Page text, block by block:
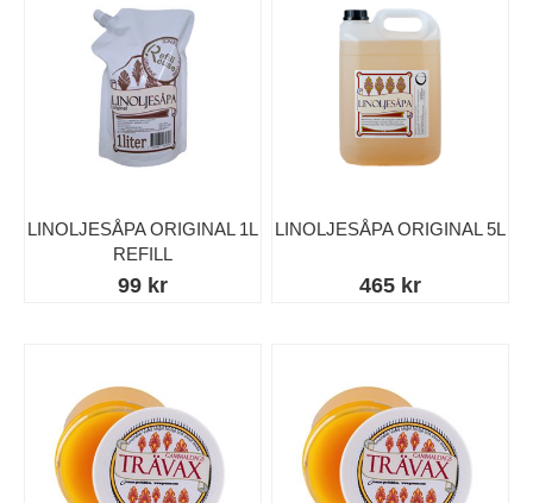
LINOLJESÅPA ORIGINAL 1L
REFILL
99 kr
LINOLJESÅPA ORIGINAL 5L
465 kr